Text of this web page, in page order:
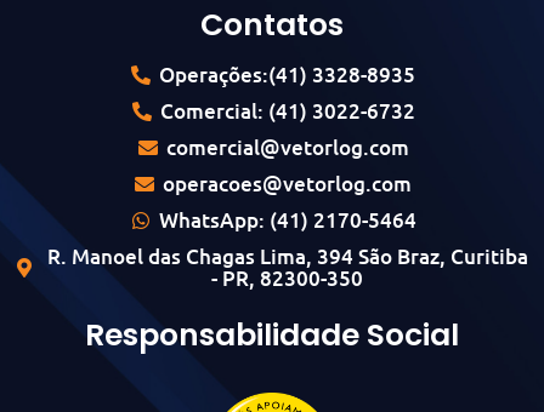
Contatos
Operações:(41) 3328-8935
Comercial: (41) 3022-6732
comercial@vetorlog.com
operacoes@vetorlog.com
WhatsApp: (41) 2170-5464
R. Manoel das Chagas Lima, 394 São Braz, Curitiba
- PR, 82300-350
Responsabilidade Social